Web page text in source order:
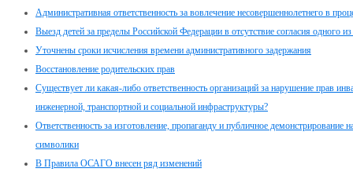
Административная ответственность за вовлечение несовершеннолетнего в
Выезд детей за пределы Российской Федерации в отсутствие согласия одного
Уточнены сроки исчисления времени административного задержания
Восстановление родительских прав
Существует ли какая-либо ответственность организаций за нарушение прав
инженерной, транспортной и социальной инфраструктуры?
Ответственность за изготовление, пропаганду и публичное демонстрирование
символики
В Правила ОСАГО внесен ряд изменений